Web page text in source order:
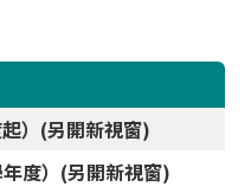
）(另開新視窗)
度）(另開新視窗)